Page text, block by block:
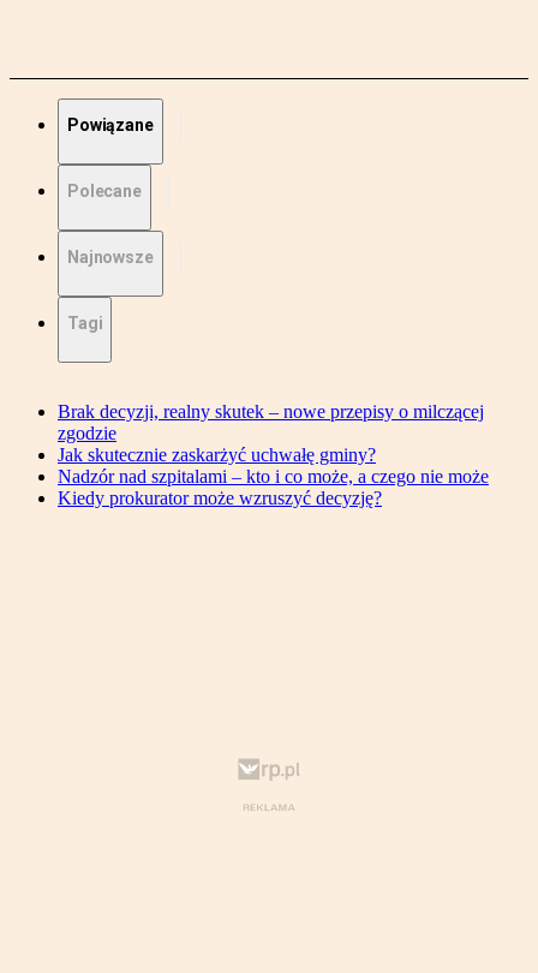
Powiązane
Polecane
Najnowsze
Tagi
Brak decyzji, realny skutek – nowe przepisy o milczącej
zgodzie
Jak skutecznie zaskarżyć uchwałę gminy?
Nadzór nad szpitalami – kto i co może, a czego nie może
Kiedy prokurator może wzruszyć decyzję?